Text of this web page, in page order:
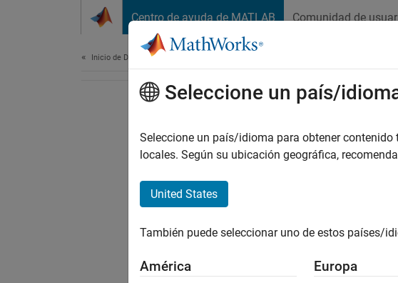
Centro de ayuda de MATLAB Comunidad de
Inicio de Documentación
Seleccione un país/
Seleccione un país/idioma para obtener
locales. Según su ubicación geográfica,
United States
También puede seleccionar uno de estos países/
América Europa